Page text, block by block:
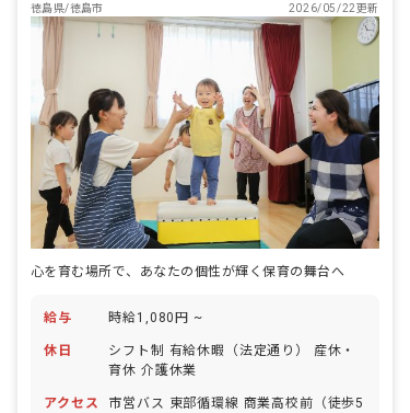
徳島県/徳島市
2026/05/22更新
心を育む場所で、あなたの個性が輝く保育の舞台へ
給与 時給1,080円 ~
休日
シフト制 有給休暇（法定通り） 産休・
育休 介護休業
アクセス
市営バス 東部循環線 商業高校前（徒歩5